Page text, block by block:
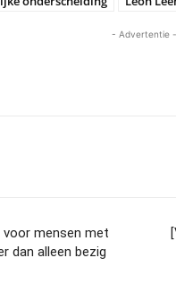
- Advertentie -
voor mensen met
dan alleen bezig